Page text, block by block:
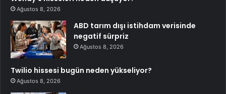
Ağustos 8, 2026
ABD tarım dışı istihdam verisinde
negatif sürpriz
Ağustos 8, 2026
Twilio hissesi bugün neden yükseliyor?
Ağustos 8, 2026